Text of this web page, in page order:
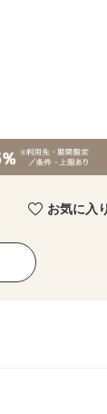
お気に入り